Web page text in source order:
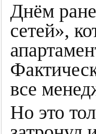
Днём
сетей»,
все
Но это